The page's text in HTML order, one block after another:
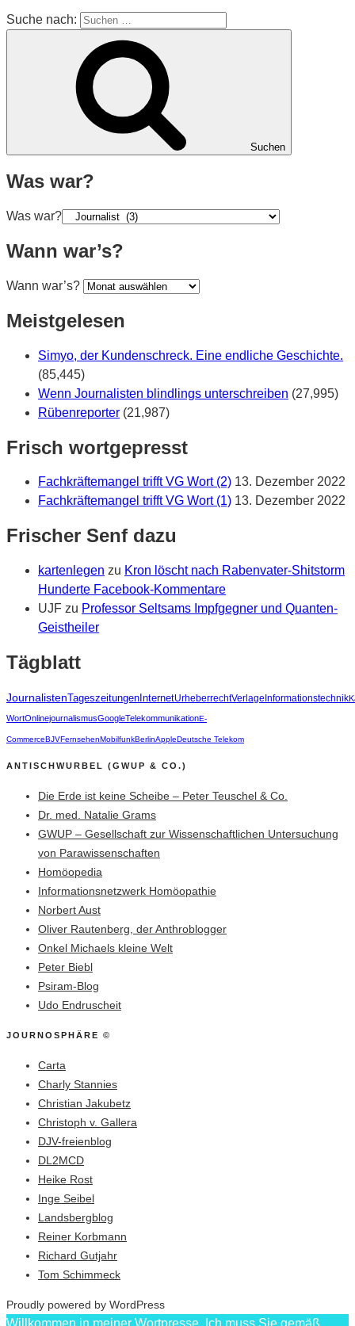
Suche nach:
Suchen
Was war?
Was war?
Wann war’s?
Wann war’s?
Meistgelesen
Simyo, der Kundenschreck. Eine endliche Geschichte.
(85,445)
Wenn Journalisten blindlings unterschreiben (27,995)
Rübenreporter (21,987)
Frisch wortgepresst
Fachkräftemangel trifft VG Wort (2) 13. Dezember 2022
Fachkräftemangel trifft VG Wort (1) 13. Dezember 2022
Frischer Senf dazu
kartenlegen zu Kron löscht nach Rabenvater-Shitstorm
Hunderte Facebook-Kommentare
UJF zu Professor Seltsams Impfgegner und Quanten-
Geistheiler
Tägblatt
JournalistenTageszeitungen InternetUrheberrechtVerlage Informationstechnik
WortOnlinejournalismusGoogleTelekommunikationE-
CommerceBJVFernsehenMobilfunkBerlinAppleDeutsche Telekom
ANTISCHWURBEL (GWUP & CO.)
Die Erde ist keine Scheibe – Peter Teuschel & Co.
Dr. med. Natalie Grams
GWUP – Gesellschaft zur Wissenschaftlichen Untersuchung
von Parawissenschaften
Homöopedia
Informationsnetzwerk Homöopathie
Norbert Aust
Oliver Rautenberg, der Anthroblogger
Onkel Michaels kleine Welt
Peter Biebl
Psiram-Blog
Udo Endruscheit
JOURNOSPHÄRE ©
Carta
Charly Stannies
Christian Jakubetz
Christoph v. Gallera
DJV-freienblog
DL2MCD
Heike Rost
Inge Seibel
Landsbergblog
Reiner Korbmann
Richard Gutjahr
Tom Schimmeck
Proudly powered by WordPress